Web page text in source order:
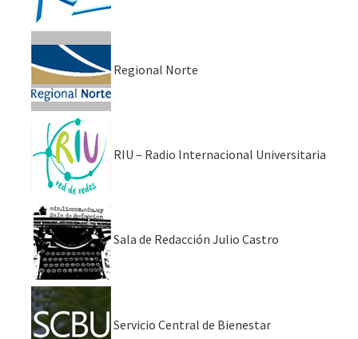
Regional Norte
RIU – Radio Internacional Universitaria
Sala de Redacción Julio Castro
Servicio Central de Bienestar